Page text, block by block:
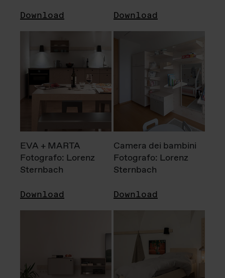
Download Download
EVA + MARTA
Fotografo: Lorenz
Sternbach
Download
Camera dei bambini
Fotografo: Lorenz
Sternbach
Download